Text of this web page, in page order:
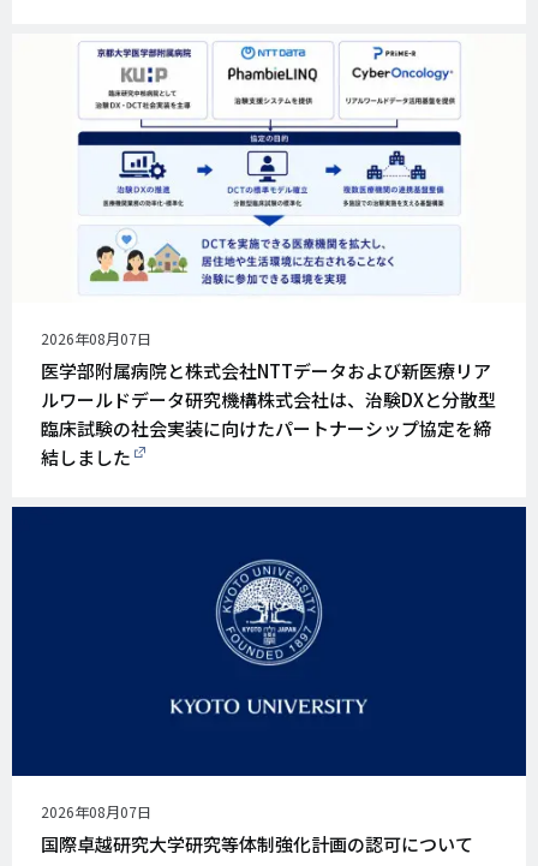
公
開
日
2026年08月07日
医学部附属病院と株式会社NTTデータおよび新医療リア
ルワールドデータ研究機構株式会社は、治験DXと分散型
臨床試験の社会実装に向けたパートナーシップ協定を締
結しました
公
開
日
2026年08月07日
国際卓越研究大学研究等体制強化計画の認可について